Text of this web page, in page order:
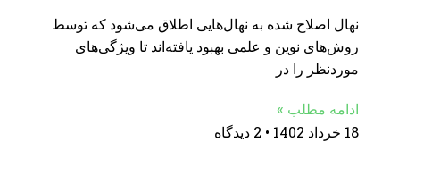
نهال اصلاح شده به نهال‌هایی اطلاق می‌شود که توسط
روش‌های نوین و علمی بهبود یافته‌اند تا ویژگی‌های
موردنظر را در
ادامه مطلب »
18 خرداد 1402